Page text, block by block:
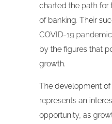
charted the path for
of banking. Their
COVID-19
by the figures that
growth.
The development
represents an
opportunity, as